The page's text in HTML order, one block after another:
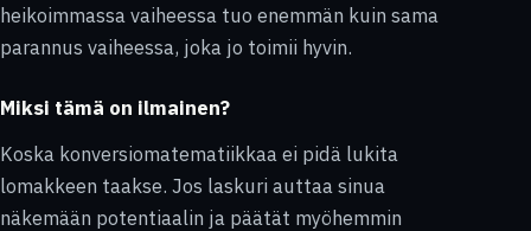
heikoimmassa vaiheessa tuo enemmän kuin sama
parannus vaiheessa, joka jo toimii hyvin.
Miksi tämä on ilmainen?
Koska konversio­matematiikkaa ei pidä lukita
lomakkeen taakse. Jos laskuri auttaa sinua
näkemään potentiaalin ja päätät myöhemmin